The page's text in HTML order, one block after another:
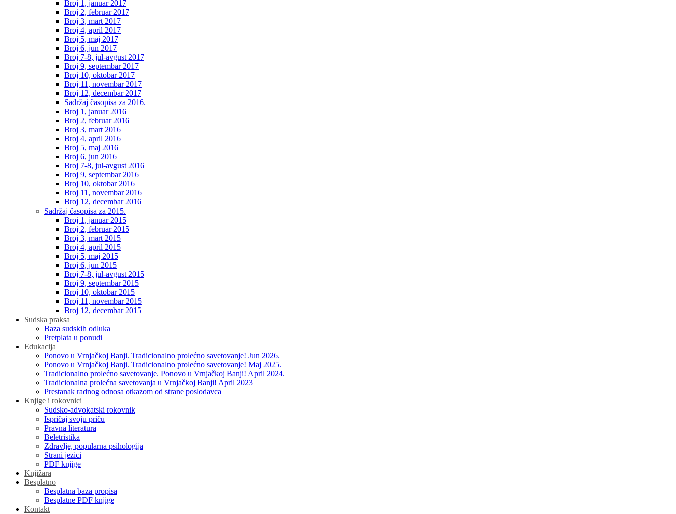
Broj 1, januar 2017
Broj 2, februar 2017
Broj 3, mart 2017
Broj 4, april 2017
Broj 5, maj 2017
Broj 6, jun 2017
Broj 7-8, jul-avgust 2017
Broj 9, septembar 2017
Broj 10, oktobar 2017
Broj 11, novembar 2017
Broj 12, decembar 2017
Sadržaj časopisa za 2016.
Broj 1, januar 2016
Broj 2, februar 2016
Broj 3, mart 2016
Broj 4, april 2016
Broj 5, maj 2016
Broj 6, jun 2016
Broj 7-8, jul-avgust 2016
Broj 9, septembar 2016
Broj 10, oktobar 2016
Broj 11, novembar 2016
Broj 12, decembar 2016
Sadržaj časopisa za 2015.
Broj 1, januar 2015
Broj 2, februar 2015
Broj 3, mart 2015
Broj 4, april 2015
Broj 5, maj 2015
Broj 6, jun 2015
Broj 7-8, jul-avgust 2015
Broj 9, septembar 2015
Broj 10, oktobar 2015
Broj 11, novembar 2015
Broj 12, decembar 2015
Sudska praksa
Baza sudskih odluka
Pretplata u ponudi
Edukacija
Ponovo u Vrnjačkoj Banji. Tradicionalno prolećno savetovanje! Jun 2026.
Ponovo u Vrnjačkoj Banji. Tradicionalno prolećno savetovanje! Maj 2025.
Tradicionalno prolećno savetovanje. Ponovo u Vrnjačkoj Banji! April 2024.
Tradicionalna prolećna savetovanja u Vrnjačkoj Banji! April 2023
Prestanak radnog odnosa otkazom od strane poslodavca
Knjige i rokovnici
Sudsko-advokatski rokovnik
Ispričaj svoju priču
Pravna literatura
Beletristika
Zdravlje, popularna psihologija
Strani jezici
PDF knjige
Knjižara
Besplatno
Besplatna baza propisa
Besplatne PDF knjige
Kontakt